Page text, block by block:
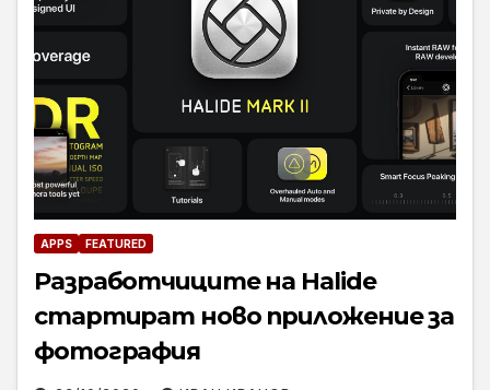
APPS FEATURED
Разработчиците на Halide
стартират ново приложение за
фотография